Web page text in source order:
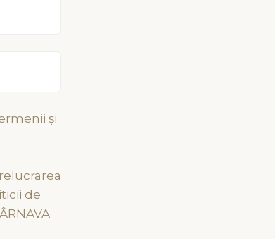
și
de
Navigație
GPS: 46.3046149, 25.2903771